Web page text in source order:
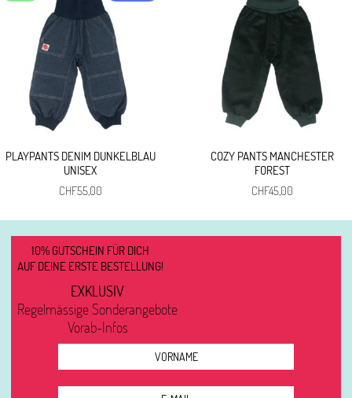
PLAYPANTS DENIM DUNKELBLAU
UNISEX
CHF55,00
COZY PANTS MANCHESTER
FOREST
CHF45,00
10% GUTSCHEIN FÜR DICH
AUF DEINE ERSTE BESTELLUNG!
EXKLUSIV
Regelmässige Sonderangebote
Vorab-Infos